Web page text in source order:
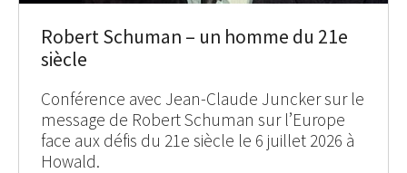
Robert Schuman – un homme du 21e
siècle
Conférence avec Jean-Claude Juncker sur le
message de Robert Schuman sur l’Europe
face aux défis du 21e siècle le 6 juillet 2026 à
Howald.